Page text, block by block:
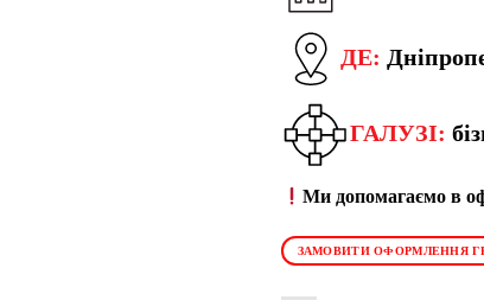
ДЕ:
ГАЛУЗІ:
Ми допомагаємо в
ЗАМОВИТИ ОФОРМЛЕННЯ